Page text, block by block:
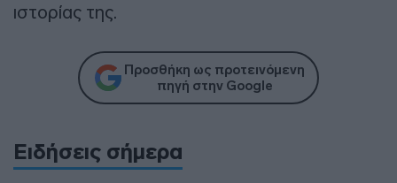
ιστορίας της.
Προσθήκη ως προτεινόμενη
πηγή στην Google
Ειδήσεις σήμερα